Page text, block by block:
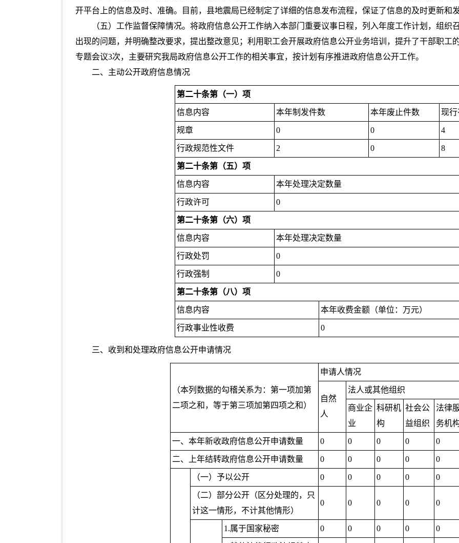
开平台上的信息及时、准确。目前，县地震局已经制定了详细的信息发布流程，保证了信息的及时更新和
（五）工作监督保障情况。将政府信息公开工作纳入本部门重要议事日程，列入年度工作计划，组织
出现的问题，并明确整改要求，提出整改意见；利用职工会开展政府信息公开业务培训，提升了干部职工
专题会议3次，主要研究我局政府信息公开工作的相关事宜，按计划有序推进政府信息公开工作。
二、主动公开政府信息情况
第二十条第（一）项
信息内容 本年制发件数 本年废止件数 现
规章 0 0 4
行政规范性文件 2 0 8
第二十条第（五）项
信息内容 本年处理决定数量
行政许可 0
第二十条第（六）项
信息内容 本年处理决定数量
行政处罚 0
行政强制 0
第二十条第（八）项
信息内容 本年收费金额（单位：万元）
行政事业性收费 0
三、收到和处理政府信息公开申请情况
（本列数据的勾稽关系为：第一项加第
二项之和，等于第三项加第四项之和）
申请人情况
自然
人
法人或其他组织
商业企
业
科研机
构
社会公
益组织
法律
务机
一、本年新收政府信息公开申请数量 0 0 0 0 0
二、上年结转政府信息公开申请数量 0 0 0 0 0
（一）予以公开 0 0 0 0 0
（二）部分公开（区分处理的，只
计这一情形，不计其他情形）
0 0 0 0 0
1.属于国家秘密 0 0 0 0 0